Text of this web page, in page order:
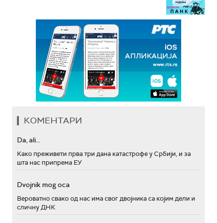
КОМЕНТАРИ
Da, ali...
Како преживети прва три дана катастрофе у Србији, и за
шта нас припрема ЕУ
Dvojnik mog oca
Вероватно свако од нас има свог двојника са којим дели и
сличну ДНК